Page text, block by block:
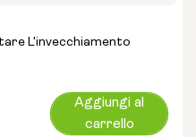
L'invecchiamento
Aggiungi al
carrello